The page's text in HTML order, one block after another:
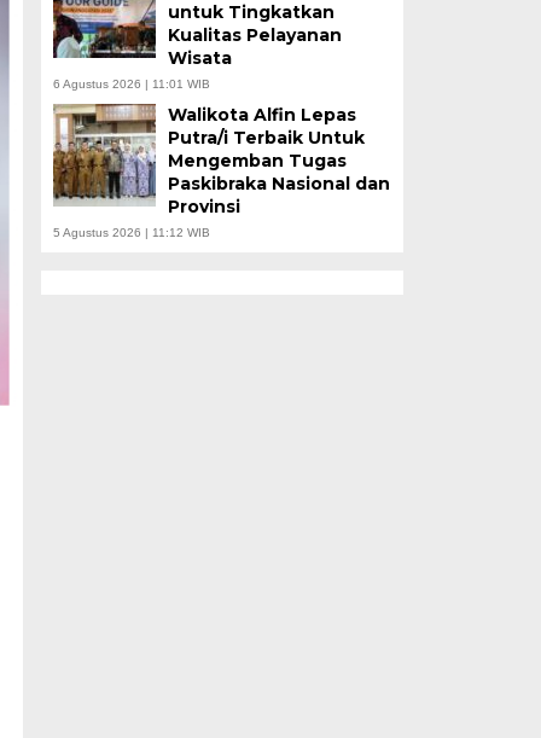
untuk Tingkatkan
Kualitas Pelayanan
Wisata
6 Agustus 2026 | 11:01 WIB
Walikota Alfin Lepas
Putra/i Terbaik Untuk
Mengemban Tugas
Paskibraka Nasional dan
Provinsi
5 Agustus 2026 | 11:12 WIB